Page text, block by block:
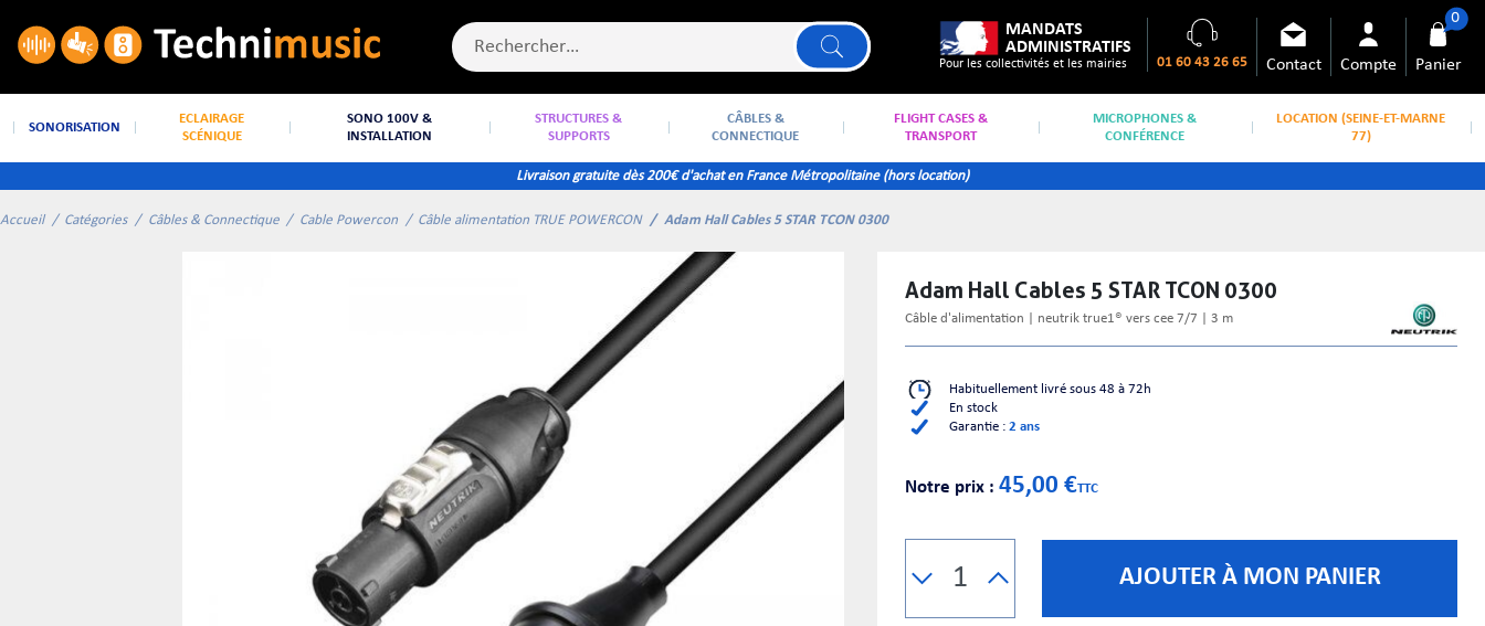
MANDATS
ADMINISTRATIFS
Pour les collectivités et les mairies 01 60 43 26 65 Contact Compte Panier
0
SONORISATION
ECLAIRAGE
SCÉNIQUE
SONO 100V &
INSTALLATION
STRUCTURES &
SUPPORTS
CÂBLES &
CONNECTIQUE
FLIGHT CASES &
TRANSPORT
MICROPHONES &
CONFÉRENCE
LOCATION (SEINE-ET-MARNE
77)
Livraison gratuite dès 200€ d'achat en France Métropolitaine (hors location)
Accueil Catégories Câbles & Connectique Cable Powercon Câble alimentation TRUE POWERCON Adam Hall Cables 5 STAR TCON 0300
Adam Hall Cables 5 STAR TCON 0300
câble d'alimentation | neutrik true1® vers cee 7/7 | 3 m
Habituellement livré sous 48 à 72h
En stock
Garantie : 2 ans
Notre prix : 45,00 €TTC
AJOUTER À MON PANIER